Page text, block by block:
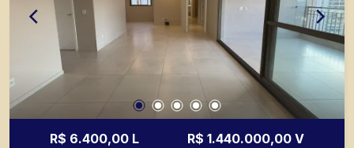
R$ 6.400,00 L R$ 1.440.000,00 V